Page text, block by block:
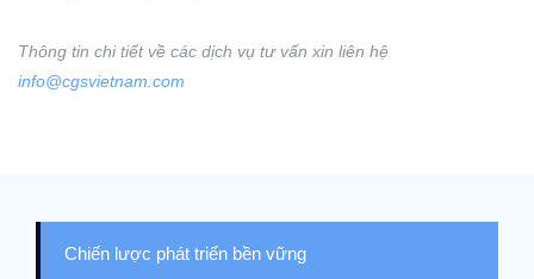
Thông tin chi tiết về các dịch vụ tư vấn xin liên hệ
info@cgsvietnam.com
Chiến lược phát triển bền vững